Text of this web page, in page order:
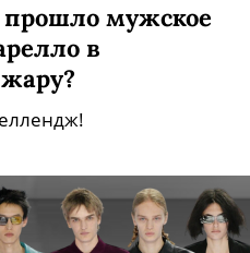
прошло мужское
в